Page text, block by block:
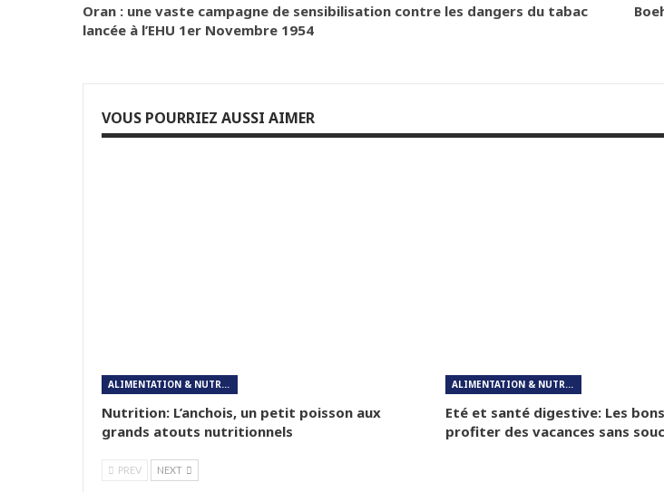
Oran : une vaste campagne de sensibilisation contre les dangers du tabac
lancée à l’EHU 1er Novembre 1954
VOUS POURRIEZ AUSSI AIMER
ALIMENTATION & NUTRITION
Nutrition: L’anchois, un petit poisson aux
grands atouts nutritionnels
ALIMENTATION & NUTRITION
Eté et santé digestive: Les
profiter des vacances sans
PREV NEXT